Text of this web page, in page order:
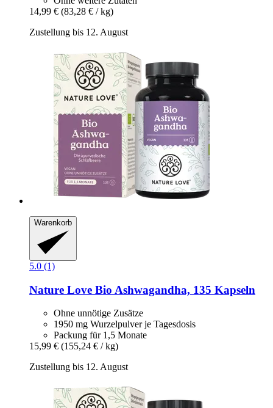
14,99 € (83,28 € / kg)
Zustellung bis 12. August
Warenkorb
5.0 (1)
Nature Love Bio Ashwagandha, 135 Kapseln
Ohne unnötige Zusätze
1950 mg Wurzelpulver je Tagesdosis
Packung für 1,5 Monate
15,99 € (155,24 € / kg)
Zustellung bis 12. August